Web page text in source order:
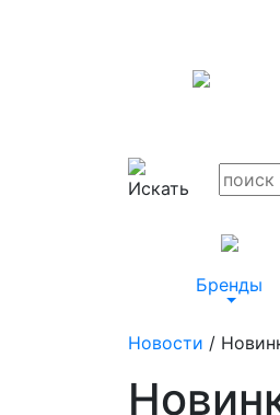
Бренды
Новости /